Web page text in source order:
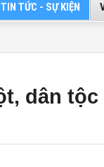
TIN TỨC - SỰ KIỆN
dân tộc